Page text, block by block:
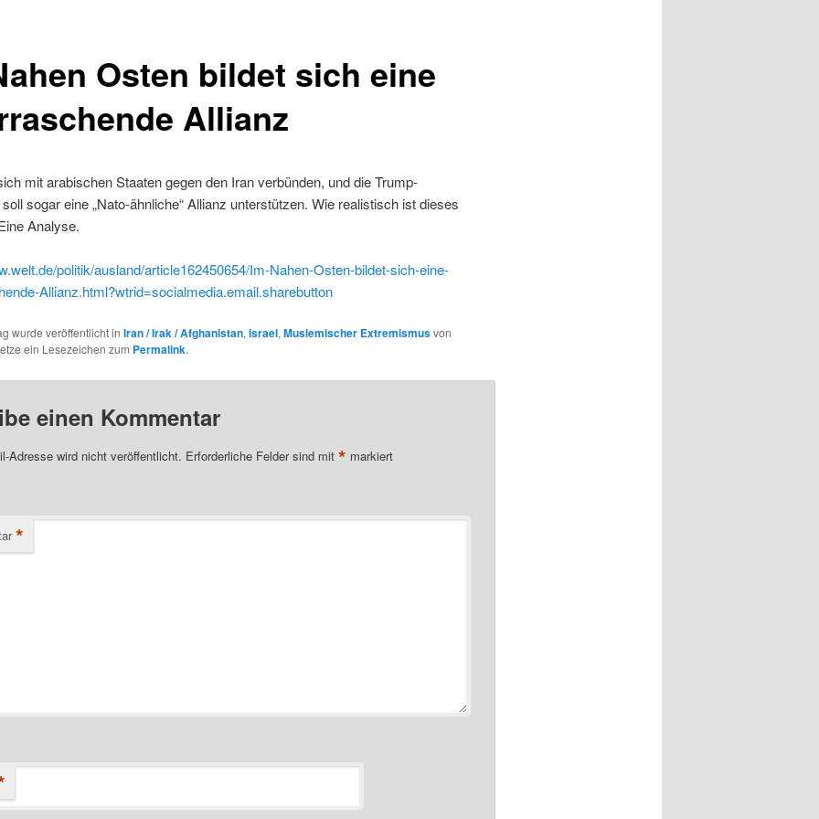
Osten bildet sich eine
Allianz
mit arabischen Staaten gegen den Iran verbünden, und die Trump-
sogar eine „Nato-ähnliche“ Allianz unterstützen. Wie realistisch ist dieses
Analyse.
politik/ausland/article162450654/Im-Nahen-Osten-bildet-sich-eine-
Allianz.html?wtrid=socialmedia.email.sharebutton
wurde veröffentlicht in Iran / Irak / Afghanistan,Israel,Muslemischer Extremismusvon
ein Lesezeichen zum Permalink.
einen Kommentar
Adresse wird nicht veröffentlicht. Erforderliche Felder sind mit * markiert
*